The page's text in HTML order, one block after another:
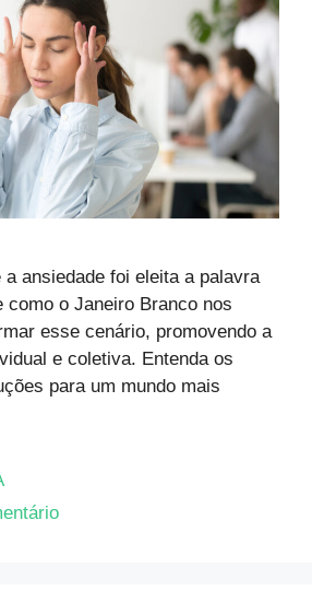
a ansiedade foi eleita a palavra
como o Janeiro Branco nos
esse cenário, promovendo a
e coletiva. Entenda os
para um mundo mais